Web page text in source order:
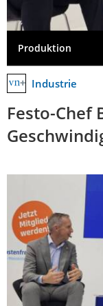
Produktion
Industrie
Festo-Chef